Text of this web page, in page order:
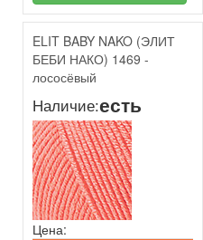
ELIT BABY NAKO (ЭЛИТ
БЕБИ НАКО) 1469 -
лососёвый
Наличие:есть
Цена: